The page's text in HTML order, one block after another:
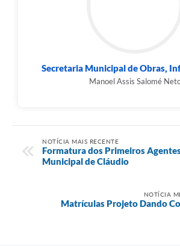
Secretaria Municipal de Obras,
Manoel Assis Salomé
NOTÍCIA MAIS RECENTE
Formatura dos Primeiros
Municipal de Cláudio
NOTÍCIA
Matrículas Projeto Dando